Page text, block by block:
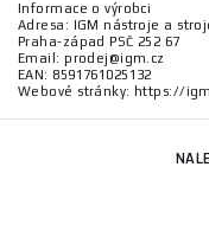
Informace o výrobci
Adresa: IGM nástroje a
Praha-západ PSČ 252 67
Email: prodej@igm.cz
EAN: 8591761025132
Webové stránky: https://